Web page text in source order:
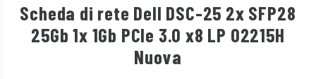
Scheda di rete Dell DSC-25 2x SFP28
25Gb 1x 1Gb PCIe 3.0 x8 LP 02215H
Nuova